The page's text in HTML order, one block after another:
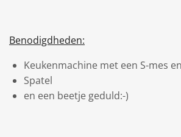
Benodigdheden:
Keukenmachine met een S-mes
Spatel
en een beetje geduld:-)